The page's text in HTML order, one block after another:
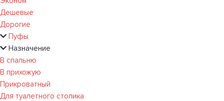
Дешевые
Дорогие
Пуфы
Назначение
В спальню
В прихожую
Прикроватный
Для туалетного столика